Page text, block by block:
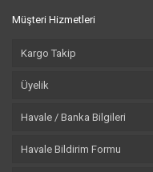
Müşteri Hizmetleri
Kargo Takip
Üyelik
Havale / Banka Bilgileri
Havale Bildirim Formu